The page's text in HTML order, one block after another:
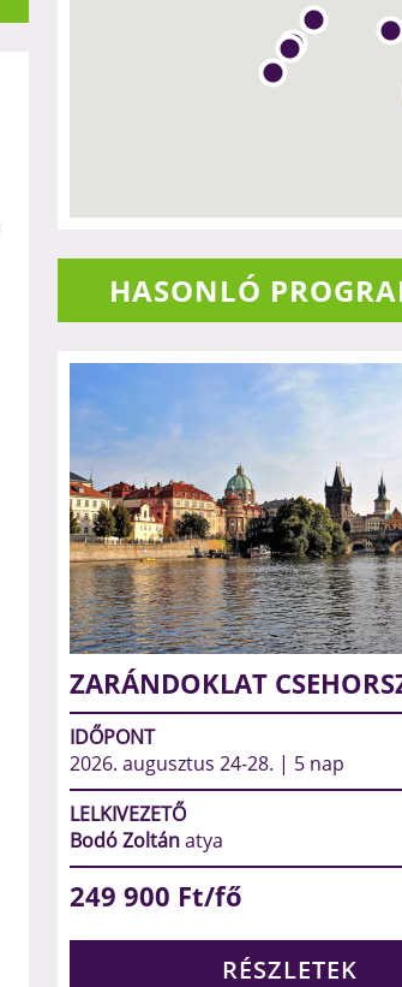
HASONLÓ
ZARÁNDOKLAT
IDŐPONT
2026. augusztus 24-28. | 5 nap
LELKIVEZETŐ
Bodó Zoltánatya
249 900 Ft/fő
RÉSZLETEK